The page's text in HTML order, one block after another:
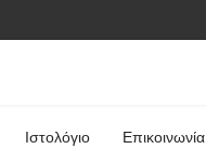
Ιστολόγιο Επικοινωνία